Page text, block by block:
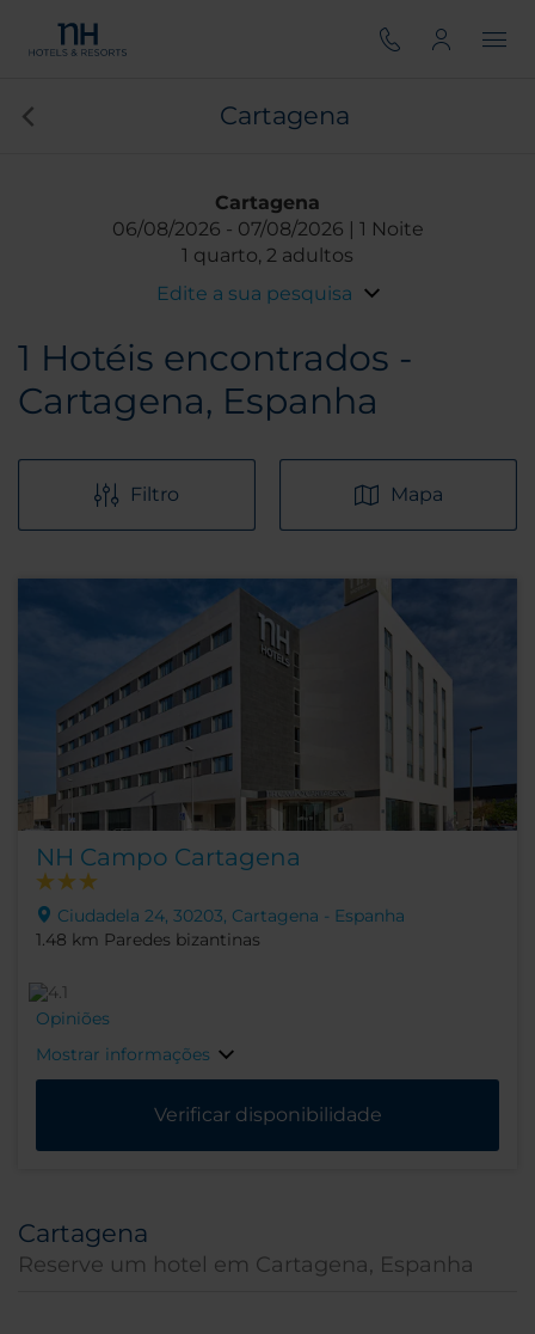
Cartagena
Cartagena
06/08/2026
07/08/2026
1 Noite
1 quarto, 2 adultos
Edite a sua pesquisa
1 Hotéis encontrados -
Cartagena, Espanha
Filtro Mapa
NH Campo Cartagena
Ciudadela 24, 30203, Cartagena - Espanha
1.48 km Paredes bizantinas
Opiniões
Mostrar informações
Verificar disponibilidade
Cartagena
Reserve um hotel em Cartagena, Espanha